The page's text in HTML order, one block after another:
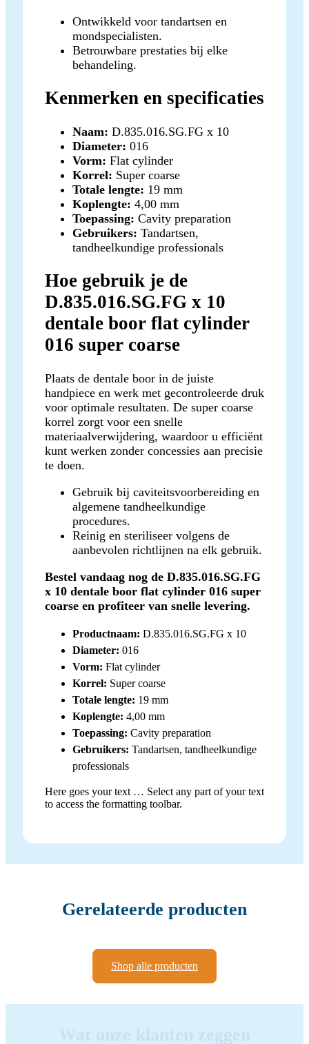
Ontwikkeld voor tandartsen en
mondspecialisten.
Betrouwbare prestaties bij elke
behandeling.
Kenmerken en specificaties
Naam: D.835.016.SG.FG x 10
Diameter: 016
Vorm: Flat cylinder
Korrel: Super coarse
Totale lengte: 19 mm
Koplengte: 4,00 mm
Toepassing: Cavity preparation
Gebruikers: Tandartsen,
tandheelkundige professionals
Hoe gebruik je de
D.835.016.SG.FG x 10
dentale boor flat cylinder
016 super coarse
Plaats de dentale boor in de juiste
handpiece en werk met gecontroleerde druk
voor optimale resultaten. De super coarse
korrel zorgt voor een snelle
materiaalverwijdering, waardoor u efficiënt
kunt werken zonder concessies aan precisie
te doen.
Gebruik bij caviteitsvoorbereiding en
algemene tandheelkundige
procedures.
Reinig en steriliseer volgens de
aanbevolen richtlijnen na elk gebruik.
Bestel vandaag nog de D.835.016.SG.FG
x 10 dentale boor flat cylinder 016 super
coarse en profiteer van snelle levering.
Productnaam: D.835.016.SG.FG x 10
Diameter: 016
Vorm: Flat cylinder
Korrel: Super coarse
Totale lengte: 19 mm
Koplengte: 4,00 mm
Toepassing: Cavity preparation
Gebruikers: Tandartsen, tandheelkundige
professionals
Here goes your text … Select any part of your text
to access the formatting toolbar.
Gerelateerde producten
Shop alle producten